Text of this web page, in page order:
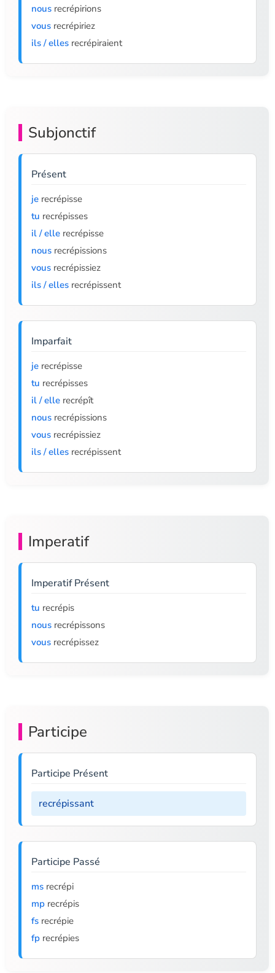
nous recrépirions
vous recrépiriez
ils / elles recrépiraient
Subjonctif
Présent
je recrépisse
tu recrépisses
il / elle recrépisse
nous recrépissions
vous recrépissiez
ils / elles recrépissent
Imparfait
je recrépisse
tu recrépisses
il / elle recrépît
nous recrépissions
vous recrépissiez
ils / elles recrépissent
Imperatif
Imperatif Présent
tu recrépis
nous recrépissons
vous recrépissez
Participe
Participe Présent
recrépissant
Participe Passé
ms recrépi
mp recrépis
fs recrépie
fp recrépies